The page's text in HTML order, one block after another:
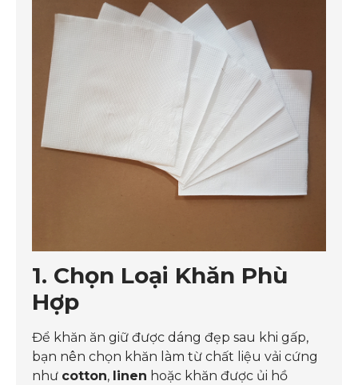
1. Chọn Loại Khăn Phù
Hợp
Để khăn ăn giữ được dáng đẹp sau khi gấp,
bạn nên chọn khăn làm từ chất liệu vải cứng
như cotton, linen hoặc khăn được ủi hồ